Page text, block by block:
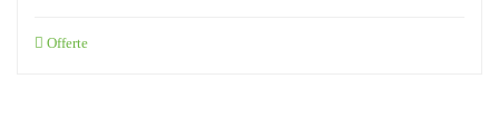
Offerte